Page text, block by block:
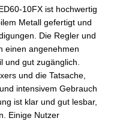
10FX ist hochwertig
Metall gefertigt und
Die Regler und
einen angenehmen
und gut zugänglich.
und die Tatsache,
intensivem Gebrauch
ist klar und gut lesbar,
Einige Nutzer